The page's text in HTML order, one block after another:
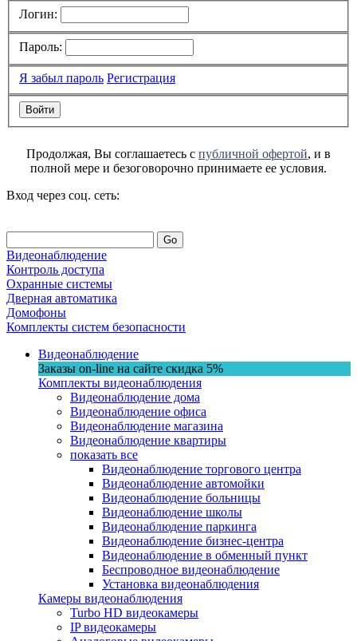
Логин:
Пароль:
Я забыл пароль Регистрация
Продолжая, Вы соглашаетесь с публичной офертой, и в
полной мере и безоговорочно принимаете ее условия.
Вход через соц. сеть:
Go
Видеонаблюдение
Контроль доступа
Охранные системы
Дверная автоматика
Домофоны
Комплекты систем безопасности
Видеонаблюдение
Заказы on-line на сaйте скидка 5%
Комплекты видеонаблюдения
Видеонаблюдение дома
Видеонаблюдение офиса
Видеонаблюдение магазина
Видеонаблюдение квартиры
показать все
Видеонаблюдение торгового центра
Видеонаблюдение автомойки
Видеонаблюдение больницы
Видеонаблюдение школы
Видеонаблюдение паркинга
Видеонаблюдение бизнес-центра
Видеонаблюдение в обменный пункт
Беспроводное видеонаблюдение
Установка видеонаблюдения
Камеры видеонаблюдения
Turbo HD видеокамеры
IP видеокамеры